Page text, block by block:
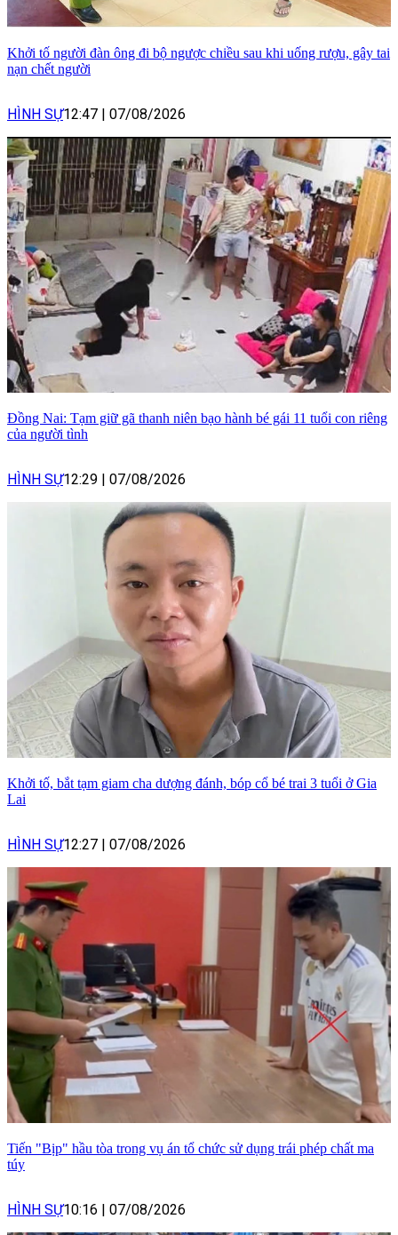
Khởi tố người đàn ông đi bộ ngược chiều sau khi uống rượu, gây tai
nạn chết người
HÌNH SỰ12:47 07/08/2026
Đồng Nai: Tạm giữ gã thanh niên bạo hành bé gái 11 tuổi con riêng
của người tình
HÌNH SỰ12:29 07/08/2026
Khởi tố, bắt tạm giam cha dượng đánh, bóp cổ bé trai 3 tuổi ở Gia
Lai
HÌNH SỰ12:27 07/08/2026
Tiến "Bịp" hầu tòa trong vụ án tổ chức sử dụng trái phép chất ma
túy
HÌNH SỰ10:16 07/08/2026